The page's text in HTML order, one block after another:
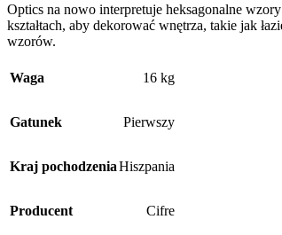
Optics na nowo interpretuje heksagonalne
kształtach, aby dekorować wnętrza, takie jak
wzorów.
Waga 16 kg
Gatunek Pierwszy
Kraj pochodzeniaHiszpania
Producent Cifre